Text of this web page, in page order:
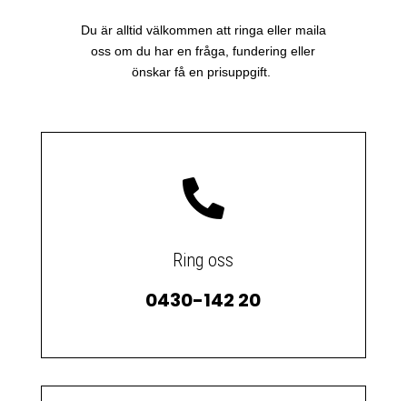
Du är alltid välkommen att ringa eller maila
oss om du har en fråga, fundering eller
önskar få en prisuppgift.

Ring oss
0430-142 20